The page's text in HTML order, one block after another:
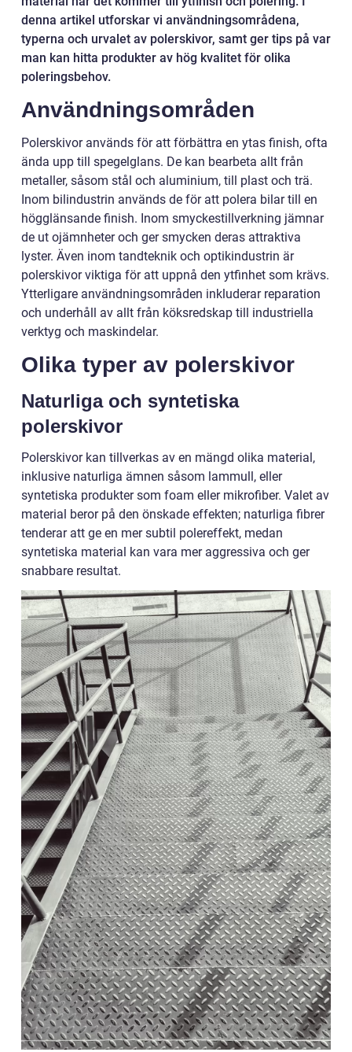
denna artikel utforskar vi användningsområdena,
typerna och urvalet av polerskivor, samt ger tips på var
man kan hitta produkter av hög kvalitet för olika
poleringsbehov.
Användningsområden
Polerskivor används för att förbättra en ytas finish, ofta
ända upp till spegelglans. De kan bearbeta allt från
metaller, såsom stål och aluminium, till plast och trä.
Inom bilindustrin används de för att polera bilar till en
högglänsande finish. Inom smyckestillverkning jämnar
de ut ojämnheter och ger smycken deras attraktiva
lyster. Även inom tandteknik och optikindustrin är
polerskivor viktiga för att uppnå den ytfinhet som krävs.
Ytterligare användningsområden inkluderar reparation
och underhåll av allt från köksredskap till industriella
verktyg och maskindelar.
Olika typer av polerskivor
Naturliga och syntetiska
polerskivor
Polerskivor kan tillverkas av en mängd olika material,
inklusive naturliga ämnen såsom lammull, eller
syntetiska produkter som foam eller mikrofiber. Valet av
material beror på den önskade effekten; naturliga fibrer
tenderar att ge en mer subtil polereffekt, medan
syntetiska material kan vara mer aggressiva och ger
snabbare resultat.